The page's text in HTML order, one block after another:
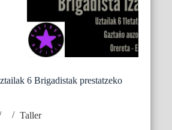
6 Brigadistak prestatzeko
Taller